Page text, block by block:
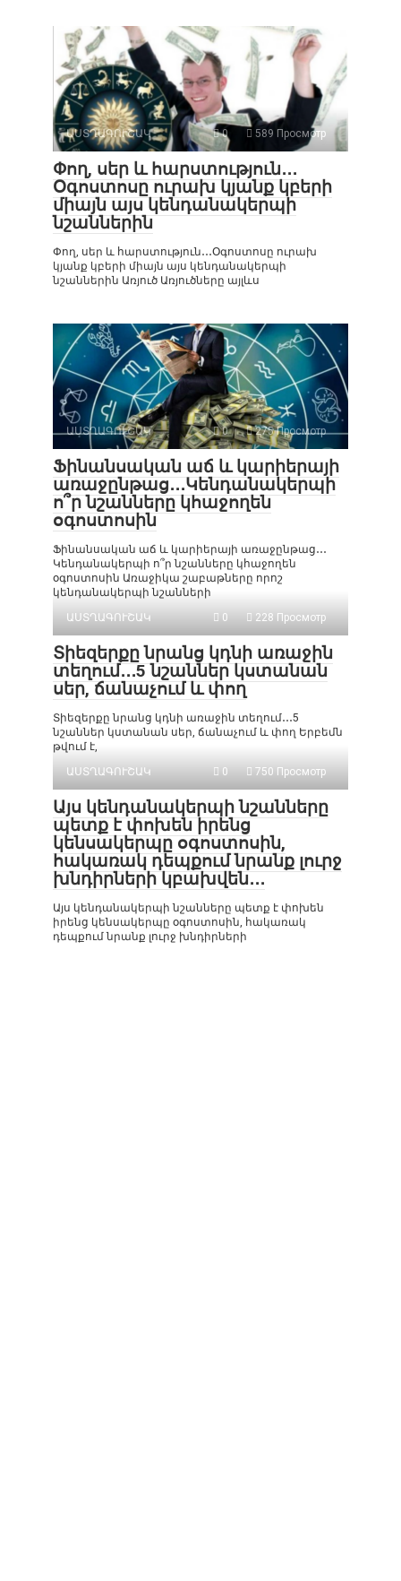
ԱՍՏՂԱԳՈՒՇԱԿ 0 589 Просмотр
Փող, սեր և հարստություն․․․
Օգոստոսը ուրախ կյանք կբերի
միայն այս կենդանակերպի
նշաններին
Փող, սեր և հարստություն․․․Օգոստոսը ուրախ
կյանք կբերի միայն այս կենդանակերպի
նշաններին Առյուծ Առյուծները այլևս
ԱՍՏՂԱԳՈՒՇԱԿ 0 275 Просмотр
Ֆինանսական աճ և կարիերայի
առաջընթաց․․․Կենդանակերպի
ո՞ր նշանները կհաջողեն
օգոստոսին
Ֆինանսական աճ և կարիերայի առաջընթաց․․․
Կենդանակերպի ո՞ր նշանները կհաջողեն
օգոստոսին Առաջիկա շաբաթները որոշ
կենդանակերպի նշանների
ԱՍՏՂԱԳՈՒՇԱԿ
0 228 Просмотр
Տիեզերքը նրանց կդնի առաջին
տեղում․․․5 նշաններ կստանան
սեր, ճանաչում և փող
Տիեզերքը նրանց կդնի առաջին տեղում․․․5
նշաններ կստանան սեր, ճանաչում և փող Երբեմն
թվում է,
ԱՍՏՂԱԳՈՒՇԱԿ
0 750 Просмотр
Այս կենդանակերպի նշանները
պետք է փոխեն իրենց
կենսակերպը օգոստոսին,
հակառակ դեպքում նրանք լուրջ
խնդիրների կբախվեն․․․
Այս կենդանակերպի նշանները պետք է փոխեն
իրենց կենսակերպը օգոստոսին, հակառակ
դեպքում նրանք լուրջ խնդիրների